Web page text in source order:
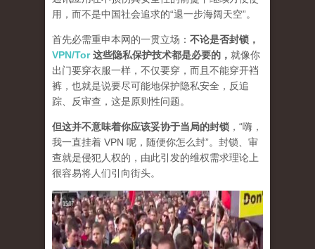
用，而不是中国社会追求的“退一步海阔天空”。
首先必需重申本网的一贯立场： 不论是否封锁，
VPN/Tor这些隐私保护技术都是必要的， 就像你
出门要穿衣服一样，不仅要穿，而且不能穿开裆
裤，也就是说要尽可能地保护隐私安全，反追
踪、反审查，这是原则性问题。
但这并不意味着你应该妥协于当局的封锁 ，“嗨，
我一直挂着 VPN 呢，随便你怎么封”。封锁、审
查就是侵犯人权的，由此引发的维权需求理论上
很容易将人们引向街头。